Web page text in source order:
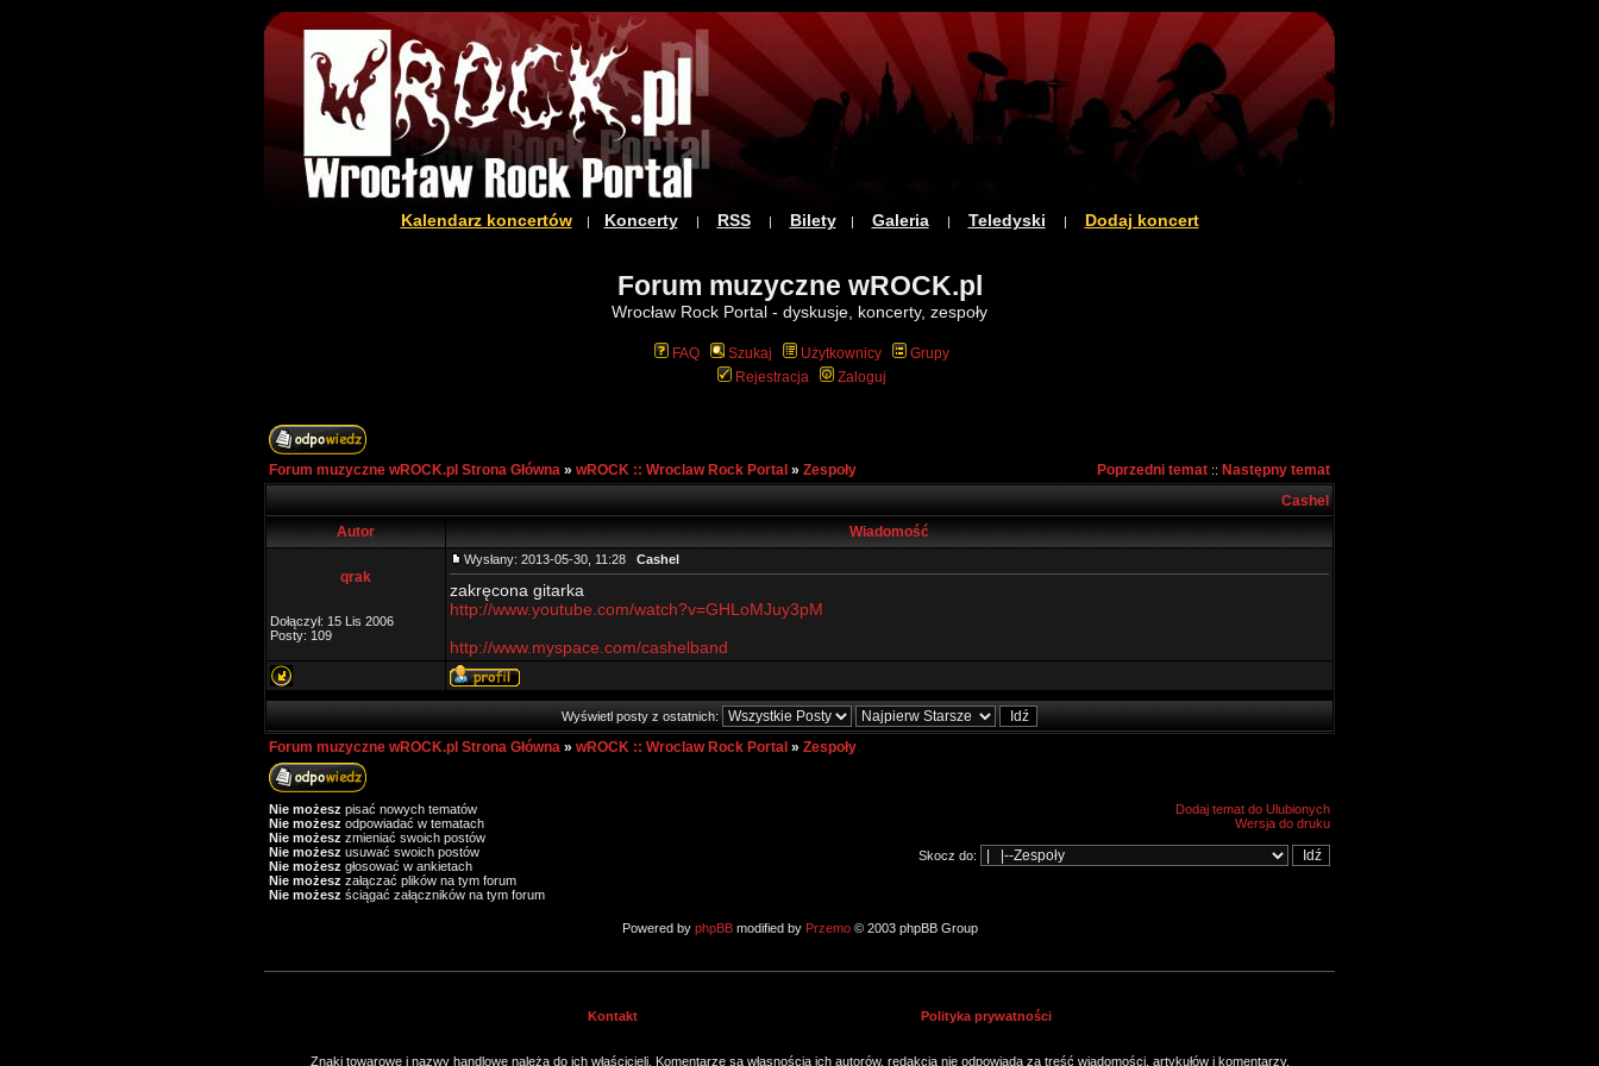
Kalendarz koncertów| Koncerty| RSS| Bilety| Galeria| Teledyski | Dodaj koncert
Forum muzyczne wROCK.pl
Wrocław Rock Portal - dyskusje, koncerty, zespoły
FAQ Szukaj Użytkownicy
Grupy
Rejestracja
Zaloguj
Forum muzyczne wROCK.pl Strona Główna » wROCK :: Wroclaw Rock Portal » Zespoły Poprzedni temat :: Następny temat
Cashel
Autor
Wiadomość
qrak
Dołączył: 15 Lis 2006
Posty: 109
Wysłany: 2013-05-30, 11:28 Cashel
zakręcona gitarka
http://www.youtube.com/watch?v=GHLoMJuy3pM
http://www.myspace.com/cashelband
Wyświetl posty z ostatnich:
Forum muzyczne wROCK.pl Strona Główna » wROCK :: Wroclaw Rock Portal » Zespoły
Nie możesz pisać nowych tematów
Nie możesz odpowiadać w tematach
Nie możesz zmieniać swoich postów
Nie możesz usuwać swoich postów
Nie możesz głosować w ankietach
Nie możesz załączać plików na tym forum
Nie możesz ściągać załączników na tym forum
Dodaj temat do Ulubionych
Wersja do druku
Skocz do:
Powered by phpBBmodified by Przemo© 2003 phpBB Group
Kontakt Polityka prywatności
Znaki towarowe i nazwy handlowe należą do ich właścicieli. Komentarze są własnością ich autorów, redakcja nie odpowiada za treść wiadomości, artykułów i komentarzy.